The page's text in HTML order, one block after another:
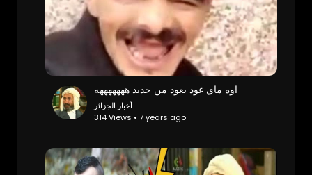
اوه ماي غود يعود من جديد هههههههه
أخبار الجزائر
314 Views • 7 years ago